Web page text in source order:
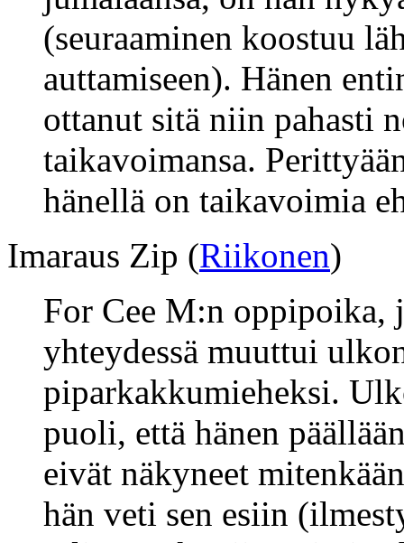
(seuraaminen koostuu
auttamiseen). Hänen
ottanut sitä niin pahasti
taikavoimansa.
hänellä on taikavoimia
Imaraus Zip (Riikonen)
For Cee M:n
yhteydessä muuttui
piparkakkumieheksi.
puoli, että hänen
eivät näkyneet
hän veti sen esiin